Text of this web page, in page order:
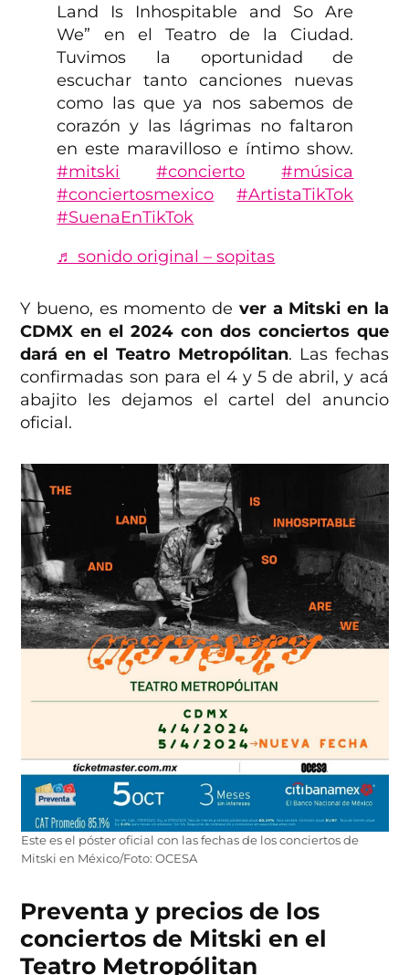
Land Is Inhospitable and So Are
We” en el Teatro de la Ciudad.
Tuvimos la oportunidad de
escuchar tanto canciones nuevas
como las que ya nos sabemos de
corazón y las lágrimas no faltaron
en este maravilloso e íntimo show.
#mitski
#concierto
#música
#conciertosmexico
#ArtistaTikTok
#SuenaEnTikTok
♬ sonido original – sopitas
Y bueno, es momento de ver a Mitski en la
CDMX en el 2024 con dos conciertos que
dará en el Teatro Metropólitan. Las fechas
confirmadas son para el 4 y 5 de abril, y acá
abajito les dejamos el cartel del anuncio
oficial.
Este es el póster oficial con las fechas de los conciertos de
Mitski en México/Foto: OCESA
Preventa y precios de los
conciertos de Mitski en el
Teatro Metropólitan